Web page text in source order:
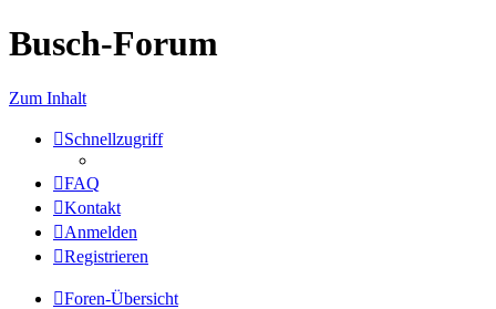
Busch-Forum
Zum Inhalt
Schnellzugriff
FAQ
Kontakt
Anmelden
Registrieren
Foren-Übersicht